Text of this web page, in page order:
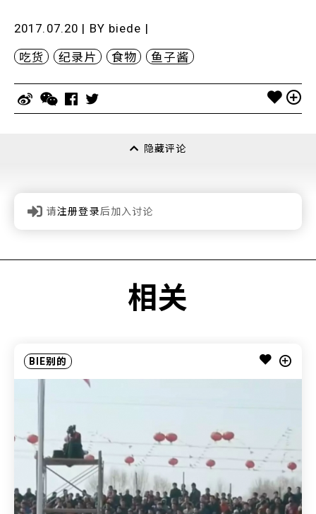
2017.07.20 | BY biede |
吃货 纪录片 食物 鱼子酱
隐藏评论
请注册登录后加入讨论
相关
BIE别的